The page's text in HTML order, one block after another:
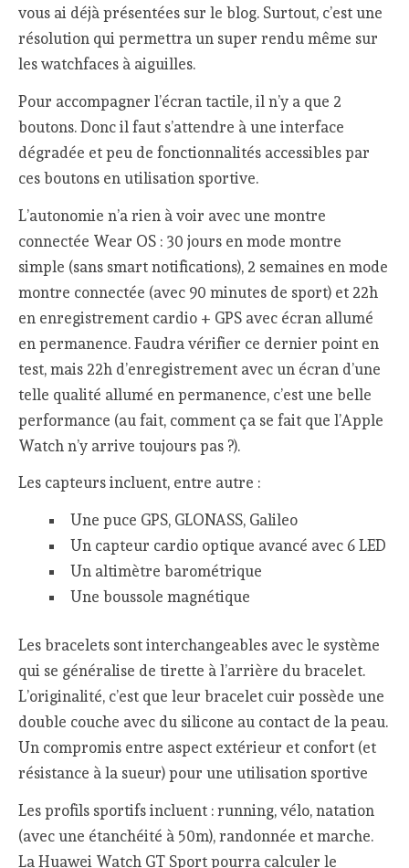
vous ai déjà présentées sur le blog. Surtout, c’est une
résolution qui permettra un super rendu même sur
les watchfaces à aiguilles.
Pour accompagner l’écran tactile, il n’y a que 2
boutons. Donc il faut s’attendre à une interface
dégradée et peu de fonctionnalités accessibles par
ces boutons en utilisation sportive.
L’autonomie n’a rien à voir avec une montre
connectée Wear OS : 30 jours en mode montre
simple (sans smart notifications), 2 semaines en mode
montre connectée (avec 90 minutes de sport) et 22h
en enregistrement cardio + GPS avec écran allumé
en permanence. Faudra vérifier ce dernier point en
test, mais 22h d’enregistrement avec un écran d’une
telle qualité allumé en permanence, c’est une belle
performance (au fait, comment ça se fait que l’Apple
Watch n’y arrive toujours pas ?).
Les capteurs incluent, entre autre :
Une puce GPS, GLONASS, Galileo
Un capteur cardio optique avancé avec 6 LED
Un altimètre barométrique
Une boussole magnétique
Les bracelets sont interchangeables avec le système
qui se généralise de tirette à l’arrière du bracelet.
L’originalité, c’est que leur bracelet cuir possède une
double couche avec du silicone au contact de la peau.
Un compromis entre aspect extérieur et confort (et
résistance à la sueur) pour une utilisation sportive
Les profils sportifs incluent : running, vélo, natation
(avec une étanchéité à 50m), randonnée et marche.
La Huawei Watch GT Sport pourra calculer le